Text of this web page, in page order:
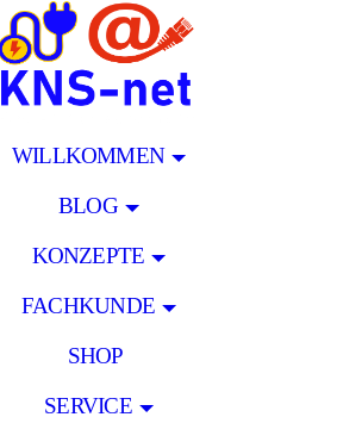
WILLKOMMEN
BLOG
KONZEPTE
FACHKUNDE
SHOP
SERVICE